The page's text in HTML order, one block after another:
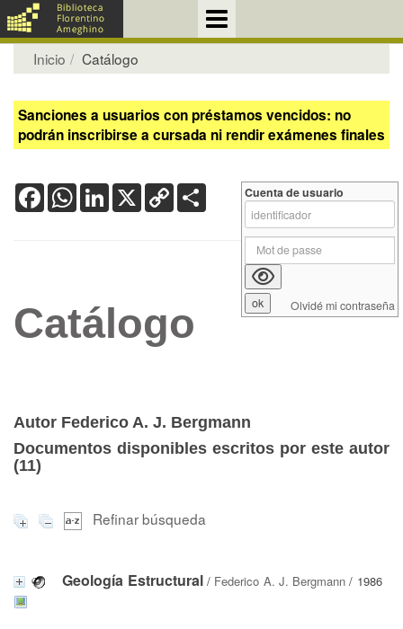
Inicio Catálogo
Sanciones a usuarios con préstamos vencidos: no
podrán inscribirse a cursada ni rendir exámenes finales
FacebookWhatsApp
LinkedIn
X Copy
Link
Catálogo
Autor Federico A. J. Bergmann
Documentos disponibles escritos por este autor
(11)
Refinar búsqueda
Geología Estructural/ Federico A. J. Bergmann / 1986
Cuenta de usuario
Olvidé mi contraseña